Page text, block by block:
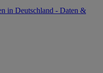
in Deutschland - Daten &